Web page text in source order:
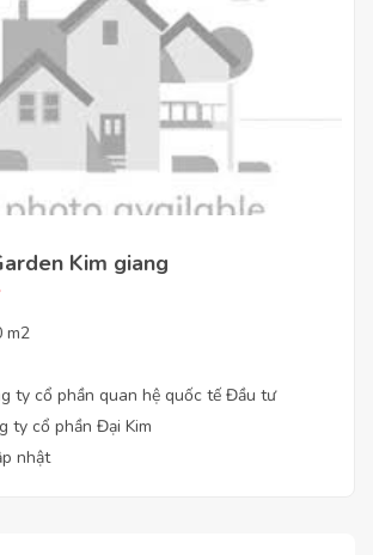
Kim giang
m2
ty cổ phần quan hệ quốc tế Đầu tư
ty cổ phần Đại Kim
nhật